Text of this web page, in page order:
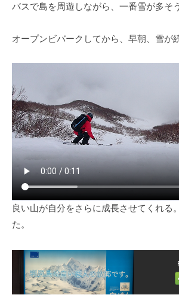
バスで島を周遊しながら、一番雪が多そ
オープンビバークしてから、早朝、雪が
良い山が自分をさらに成長させてくれる
た。